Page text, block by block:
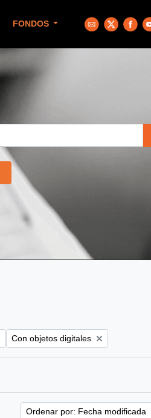
FONDOS
Remove filter:
Con objetos digitales
Ordenar por: Fecha modificada